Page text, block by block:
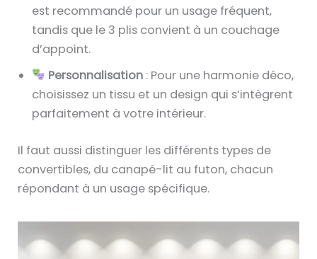
est recommandé pour un usage fréquent,
tandis que le 3 plis convient à un couchage
d’appoint.
Personnalisation: Pour une harmonie déco,
choisissez un tissu et un design qui s’intègrent
parfaitement à votre intérieur.
Il faut aussi distinguer les différents types de
convertibles, du canapé-lit au futon, chacun
répondant à un usage spécifique.